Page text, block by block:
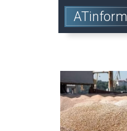
ATinform